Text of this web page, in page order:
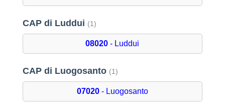
CAP di Luddui (1)
08020 - Luddui
CAP di Luogosanto (1)
07020- Luogosanto